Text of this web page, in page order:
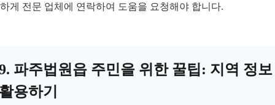
게 전문 업체에 연락하여 도움을 요청해야 합니다.
파주법원읍 주민을 위한 꿀팁: 지역 정보
용하기